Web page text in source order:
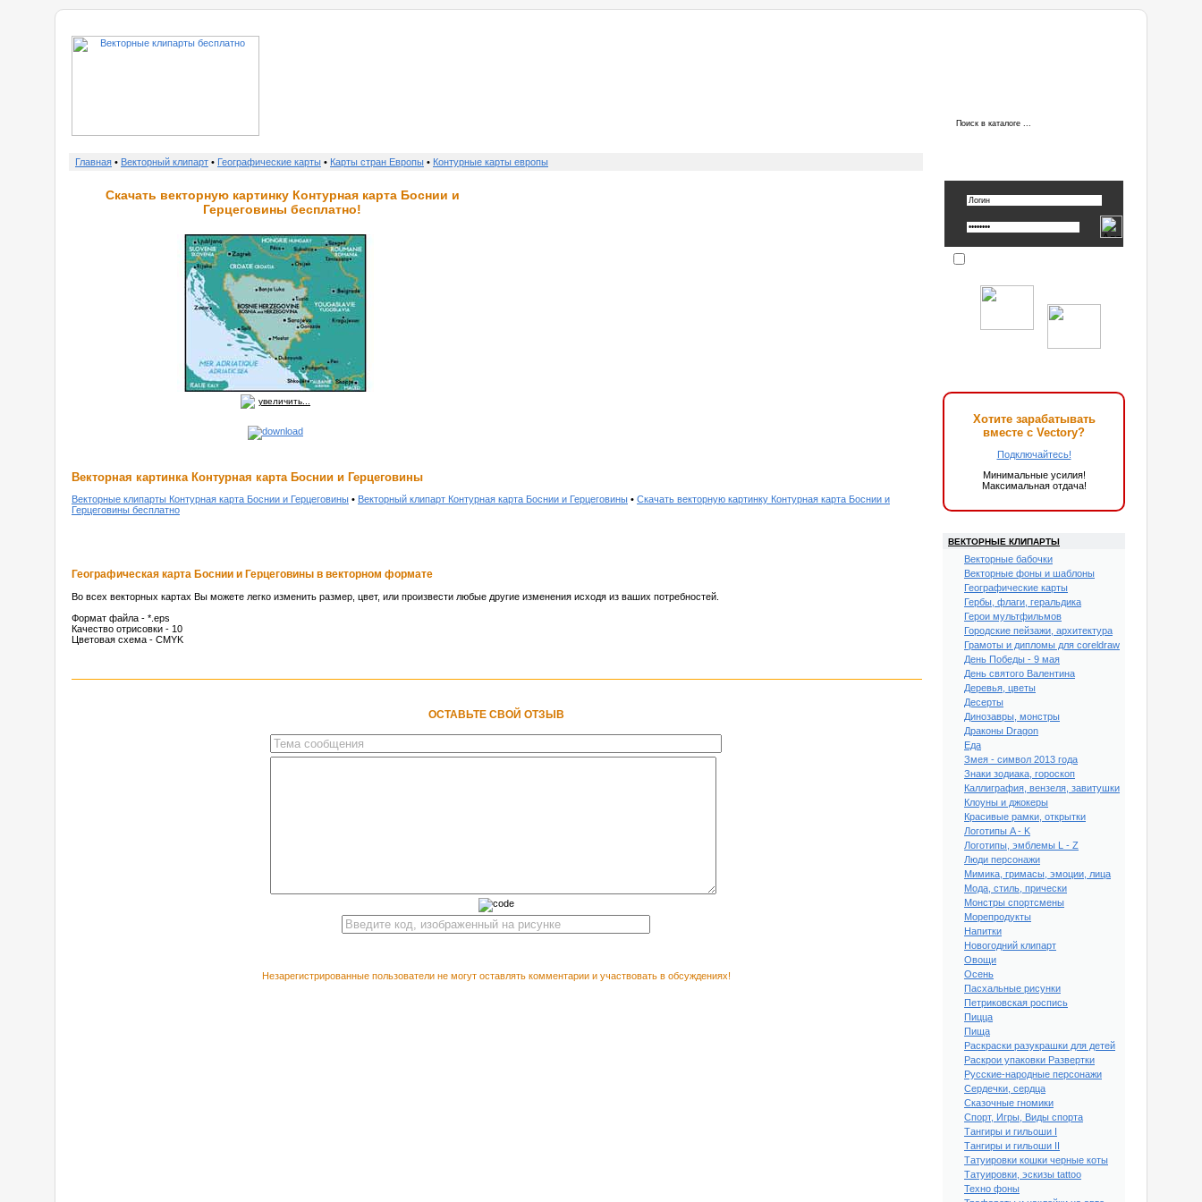
Главная • Векторный клипарт • Географические карты • Карты стран Европы • Контурные карты европы
Скачать векторную картинку Контурная карта Боснии и
Герцеговины бесплатно!
увеличить...
Векторная картинка Контурная карта Боснии и Герцеговины
Векторные клипарты Контурная карта Боснии и Герцеговины • Векторный клипарт Контурная карта Боснии и Герцеговины • Скачать векторную картинку Контурная карта Боснии и
Герцеговины бесплатно
Географическая карта Боснии и Герцеговины в векторном формате
Во всех векторных картах Вы можете легко изменить размер, цвет, или произвести любые другие изменения исходя из ваших потребностей.
Формат файла - *.eps
Качество отрисовки - 10
Цветовая схема - CMYK
ОСТАВЬТЕ СВОЙ ОТЗЫВ
Незарегистрированные пользователи не могут оставлять комментарии и участвовать в обсуждениях!
Хотите зарабатывать
вместе с Vectory?
Подключайтесь!
Минимальные усилия!
Максимальная отдача!
ВЕКТОРНЫЕ КЛИПАРТЫ
Векторные бабочки
Векторные фоны и шаблоны
Географические карты
Гербы, флаги, геральдика
Герои мультфильмов
Городские пейзажи, архитектура
Грамоты и дипломы для coreldraw
День Победы - 9 мая
День святого Валентина
Деревья, цветы
Десерты
Динозавры, монстры
Драконы Dragon
Еда
Змея - символ 2013 года
Знаки зодиака, гороскоп
Каллиграфия, вензеля, завитушки
Клоуны и джокеры
Красивые рамки, открытки
Логотипы A - K
Логотипы, эмблемы L - Z
Люди персонажи
Мимика, гримасы, эмоции, лица
Мода, стиль, прически
Монстры спортсмены
Морепродукты
Напитки
Новогодний клипарт
Овощи
Осень
Пасхальные рисунки
Петриковская роспись
Пицца
Пища
Раскраски разукрашки для детей
Раскрои упаковки Развертки
Русские-народные персонажи
Сердечки, сердца
Сказочные гномики
Спорт, Игры, Виды спорта
Тангиры и гильоши I
Тангиры и гильоши II
Татуировки кошки черные коты
Татуировки, эскизы tattoo
Техно фоны